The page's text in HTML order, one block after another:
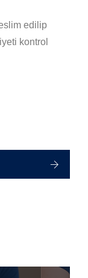
edilip
kontrol